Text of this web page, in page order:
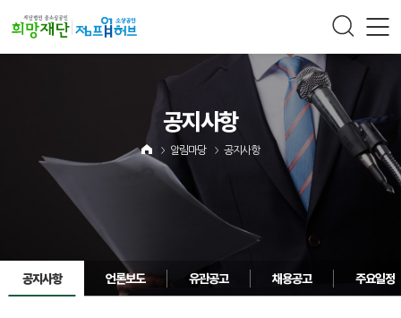
공지사항
알림마당 공지사항
공지사항 언론보도 유관공고 채용공고 주요일정